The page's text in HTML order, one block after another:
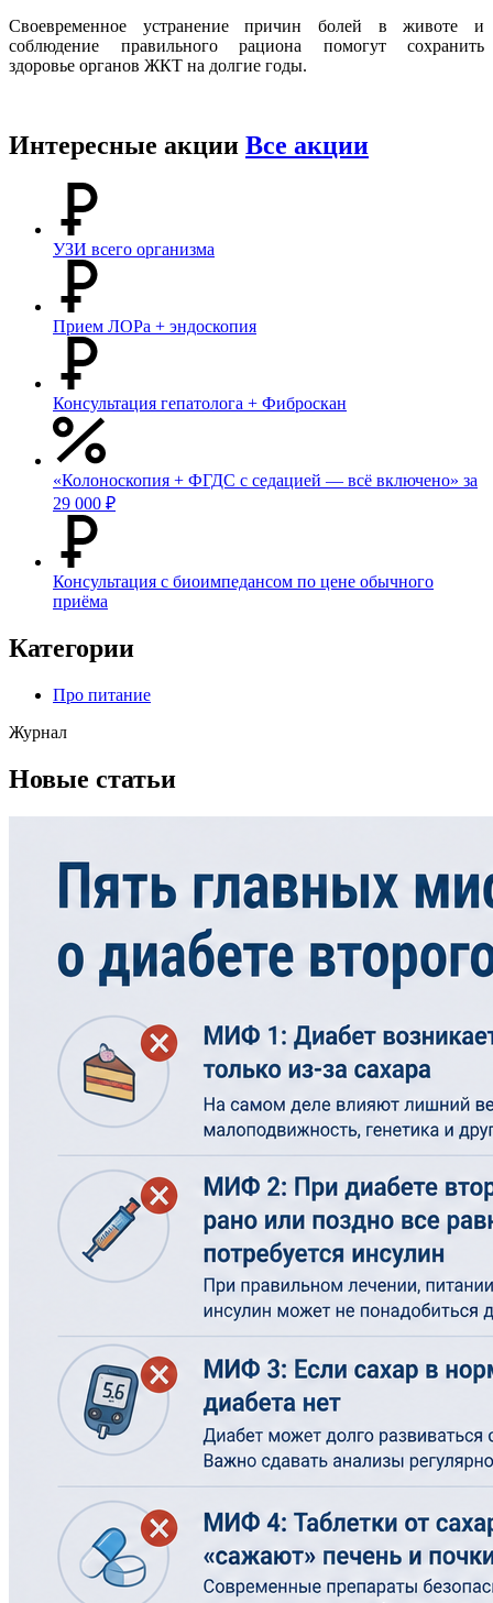
Своевременное устранение причин болей в животе и
соблюдение правильного рациона помогут сохранить
здоровье органов ЖКТ на долгие годы.
Интересные акции Все акции
УЗИ всего организма
Прием ЛОРа + эндоскопия
Консультация гепатолога + Фиброскан
«Колоноскопия + ФГДС с седацией — всё включено» за
29 000 ₽
Консультация с биоимпедансом по цене обычного
приёма
Категории
Про питание
Журнал
Новые статьи